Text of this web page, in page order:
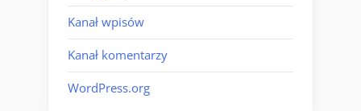
Kanał wpisów
Kanał komentarzy
WordPress.org